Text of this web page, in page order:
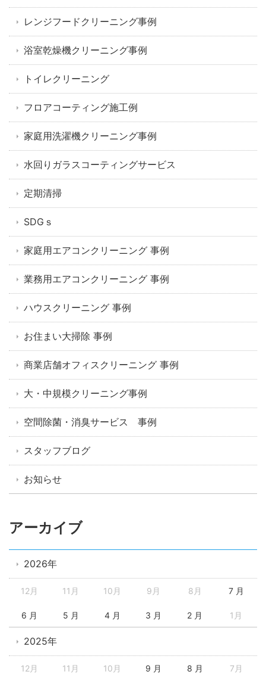
レンジフードクリーニング事例
浴室乾燥機クリーニング事例
トイレクリーニング
フロアコーティング施工例
家庭用洗濯機クリーニング事例
水回りガラスコーティングサービス
定期清掃
SDGｓ
家庭用エアコンクリーニング 事例
業務用エアコンクリーニング 事例
ハウスクリーニング 事例
お住まい大掃除 事例
商業店舗オフィスクリーニング 事例
大・中規模クリーニング事例
空間除菌・消臭サービス 事例
スタッフブログ
お知らせ
アーカイブ
2026年
12月 11月 10月 9月 8月 7 月
6 月 5 月 4 月 3 月 2 月 1月
2025年
12月 11月 10月 9 月 8 月 7月